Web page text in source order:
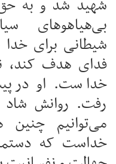
شهید شد و به
بی‌هیاهوهای
شیطانی برای خدا
فدای هدف کند،
خداست. او در
رفت. روانش شاد
می‌توانیم چنین
خداست که